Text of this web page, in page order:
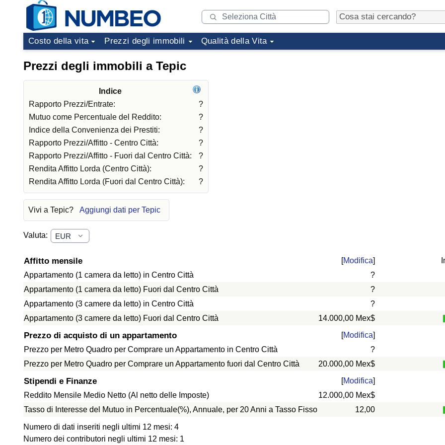
Costo della vita Prezzi degli immobili Qualità della Vita
Prezzi degli immobili a Tepic
Indice
Rapporto Prezzi/Entrate:
?
Mutuo come Percentuale del Reddito:
?
Indice della Convenienza dei Prestiti:
?
Rapporto Prezzi/Affitto - Centro Città:
?
Rapporto Prezzi/Affitto - Fuori dal Centro Città:
?
Rendita Affitto Lorda (Centro Città):
?
Rendita Affitto Lorda (Fuori dal Centro Città):
?
Vivi a Tepic? Aggiungi dati per Tepic
Valuta:
Affitto mensile [Modifica]
Appartamento (1 camera da letto) in Centro Città
?
Appartamento (1 camera da letto) Fuori dal Centro Città
?
Appartamento (3 camere da letto) in Centro Città
?
Appartamento (3 camere da letto) Fuori dal Centro Città
14.000,00 Mex$
Prezzo di acquisto di un appartamento [Modifica]
Prezzo per Metro Quadro per Comprare un Appartamento in Centro Città
?
Prezzo per Metro Quadro per Comprare un Appartamento fuori dal Centro Città
20.000,00 Mex$
Stipendi e Finanze [Modifica]
Reddito Mensile Medio Netto (Al netto delle Imposte)
12.000,00 Mex$
Tasso di Interesse del Mutuo in Percentuale(%), Annuale, per 20 Anni a Tasso Fisso
12,00
Numero di dati inseriti negli ultimi 12 mesi: 4
Numero dei contributori negli ultimi 12 mesi: 1